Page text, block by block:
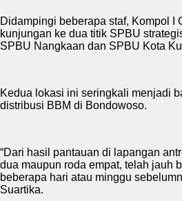
Didampingi beberapa staf, Kompol I
kunjungan ke dua titik SPBU
SPBU Nangkaan dan SPBU Kota
Kedua lokasi ini seringkali menjadi
distribusi BBM di Bondowoso.
“Dari hasil pantauan di lapangan
dua maupun roda empat, telah jauh
beberapa hari atau minggu
Suartika.